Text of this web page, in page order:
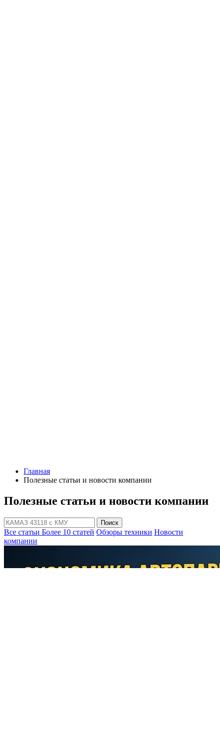
Главная
Полезные статьи и новости компании
Полезные статьи и новости компании
Поиск
Все статьи Более 10 статей Обзоры техники Новости
компании